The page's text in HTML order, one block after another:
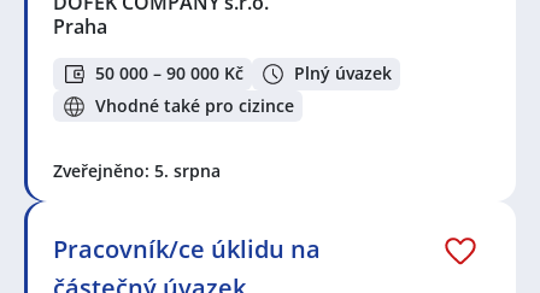
Praha
50 000 – 90 000 Kč
Plný úvazek
Vhodné také pro cizince
Zveřejněno: 5. srpna
Pracovník/ce úklidu na